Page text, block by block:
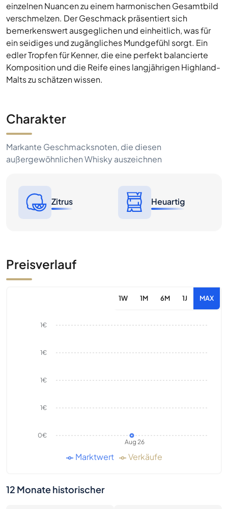
einzelnen Nuancen zu einem harmonischen Gesamtbild
verschmelzen. Der Geschmack präsentiert sich
bemerkenswert ausgeglichen und einheitlich, was für
ein seidiges und zugängliches Mundgefühl sorgt. Ein
edler Tropfen für Kenner, die eine perfekt balancierte
Komposition und die Reife eines langjährigen Highland-
Malts zu schätzen wissen.
Charakter
Markante Geschmacksnoten, die diesen
außergewöhnlichen Whisky auszeichnen
Zitrus Heuartig
Preisverlauf
1W 1M 6M 1J MAX
Aug 26
0€
1€
1€
1€
1€
Marktwert Verkäufe
12 Monate historischer